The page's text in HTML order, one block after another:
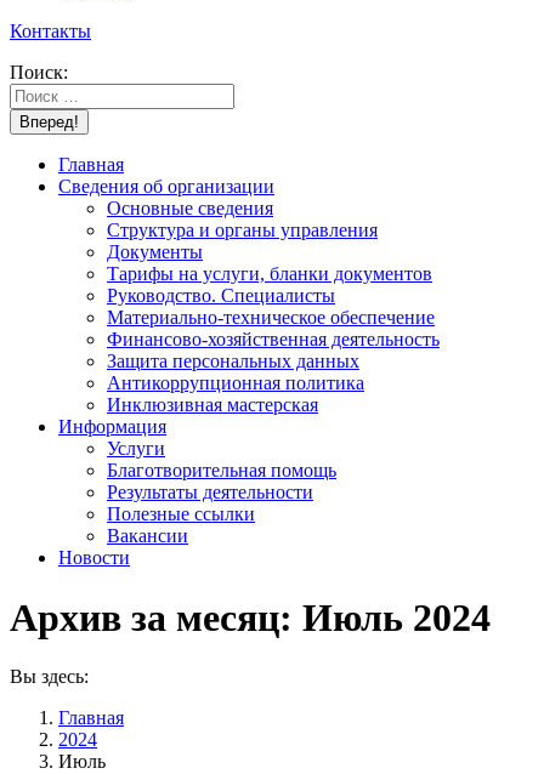
Контакты
Поиск:
Главная
Сведения об организации
Основные сведения
Структура и органы управления
Документы
Тарифы на услуги, бланки документов
Руководство. Специалисты
Материально-техническое обеспечение
Финансово-хозяйственная деятельность
Защита персональных данных
Антикоррупционная политика
Инклюзивная мастерская
Информация
Услуги
Благотворительная помощь
Результаты деятельности
Полезные ссылки
Вакансии
Новости
Архив за месяц: Июль 2024
Вы здесь:
Главная
2024
Июль